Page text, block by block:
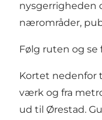
nysgerrigheden
nærområder,
Følg ruten og
Kortet nedenfor
værk og fra
ud til Ørestad.